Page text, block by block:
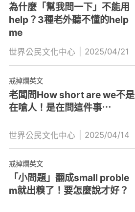
為什麼「幫我問一下」不能用
help？3種老外聽不懂的help
me
世界公民文化中心 2025/04/21
戒掉爛英文
老闆問How short are we不是
在嗆人！是在問這件事⋯
世界公民文化中心 2025/04/14
戒掉爛英文
「小問題」翻成small proble
m就出糗了！要怎麼說才好？